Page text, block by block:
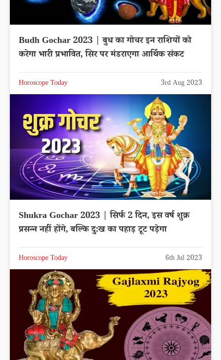
Budh Gochar 2023 | बुध का गोचर इन राशियों को
करेगा भारी प्रभावित, सिर पर मंडराएगा आर्थिक संकट
Horoscope Today 3rd Aug 2023
Shukra Gochar 2023 | सिर्फ 2 दिन, इस वर्ष शुक्र
प्रसन्न नहीं होंगे, बल्कि दु:ख का पहाड़ टूट पड़ेगा
Horoscope Today 6th Jul 2023